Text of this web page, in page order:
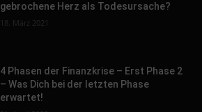
gebrochene Herz als Todesursache?
18. März 2021
4 Phasen der Finanzkrise – Erst Phase 2
– Was Dich bei der letzten Phase
erwartet!